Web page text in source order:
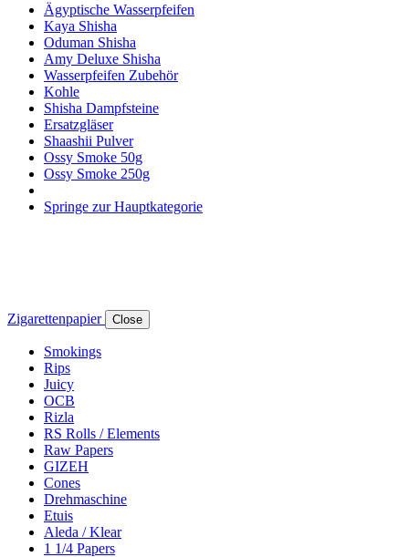
Ägyptische Wasserpfeifen
Kaya Shisha
Oduman Shisha
Amy Deluxe Shisha
Wasserpfeifen Zubehör
Kohle
Shisha Dampfsteine
Ersatzgläser
Shaashii Pulver
Ossy Smoke 50g
Ossy Smoke 250g
Springe zur Hauptkategorie
Zigarettenpapier Close
Smokings
Rips
Juicy
OCB
Rizla
RS Rolls / Elements
Raw Papers
GIZEH
Cones
Drehmaschine
Etuis
Aleda / Klear
1 1/4 Papers